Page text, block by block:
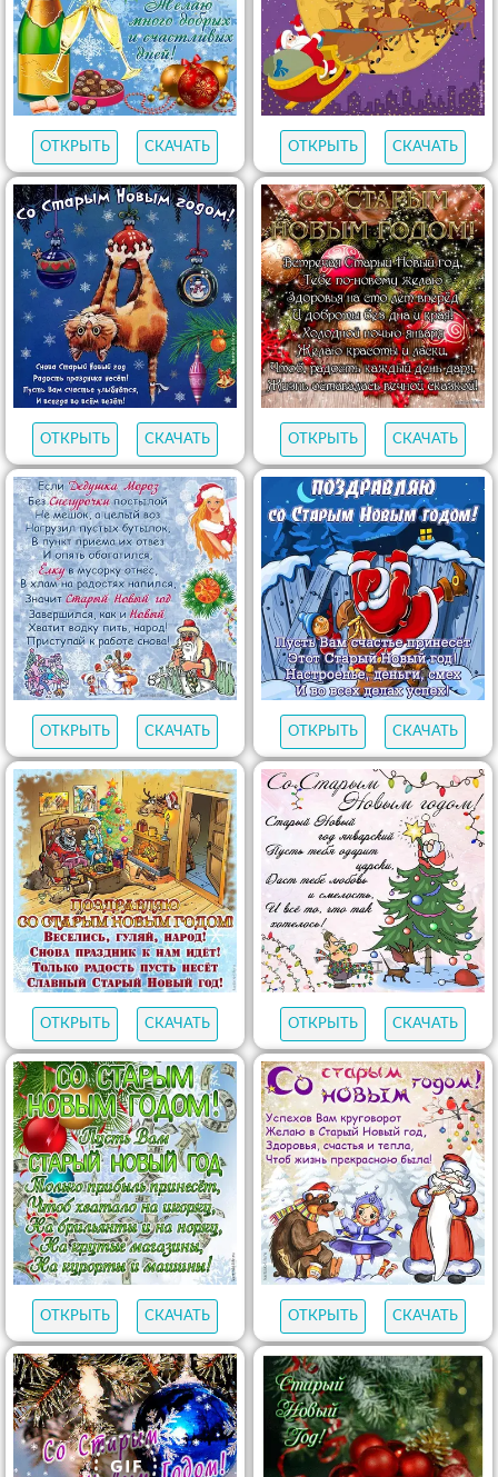
ОТКРЫТЬ СКАЧАТЬ ОТКРЫТЬ СКАЧАТЬ
ОТКРЫТЬ СКАЧАТЬ ОТКРЫТЬ СКАЧАТЬ
ОТКРЫТЬ СКАЧАТЬ ОТКРЫТЬ СКАЧАТЬ
ОТКРЫТЬ СКАЧАТЬ ОТКРЫТЬ СКАЧАТЬ
ОТКРЫТЬ СКАЧАТЬ ОТКРЫТЬ СКАЧАТЬ